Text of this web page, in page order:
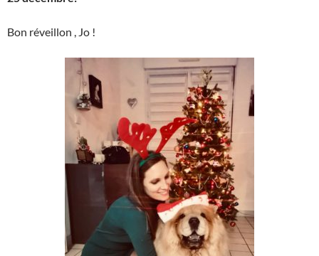
Bon réveillon , Jo !